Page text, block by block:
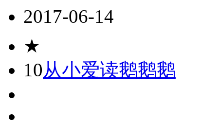
2017-06-14
★
10从小爱读鹅鹅鹅